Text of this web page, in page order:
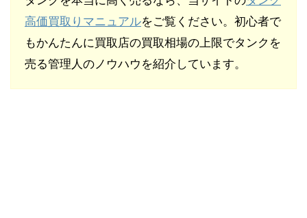
高価買取りマニュアルをご覧ください。初心者で
もかんたんに買取店の買取相場の上限でタンクを
売る管理人のノウハウを紹介しています。